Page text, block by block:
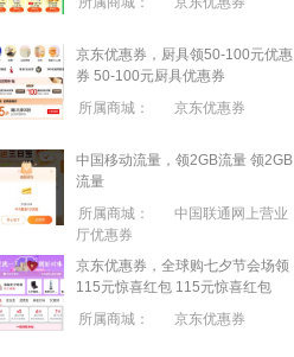
京东优惠券，厨具领50-100元优惠
券 50-100元厨具优惠券
所属商城：
京东优惠券
中国移动流量，领2GB流量 领2GB
流量
所属商城：
中国联通网上营业
厅优惠券
京东优惠券，全球购七夕节会场领
115元惊喜红包 115元惊喜红包
所属商城：
京东优惠券